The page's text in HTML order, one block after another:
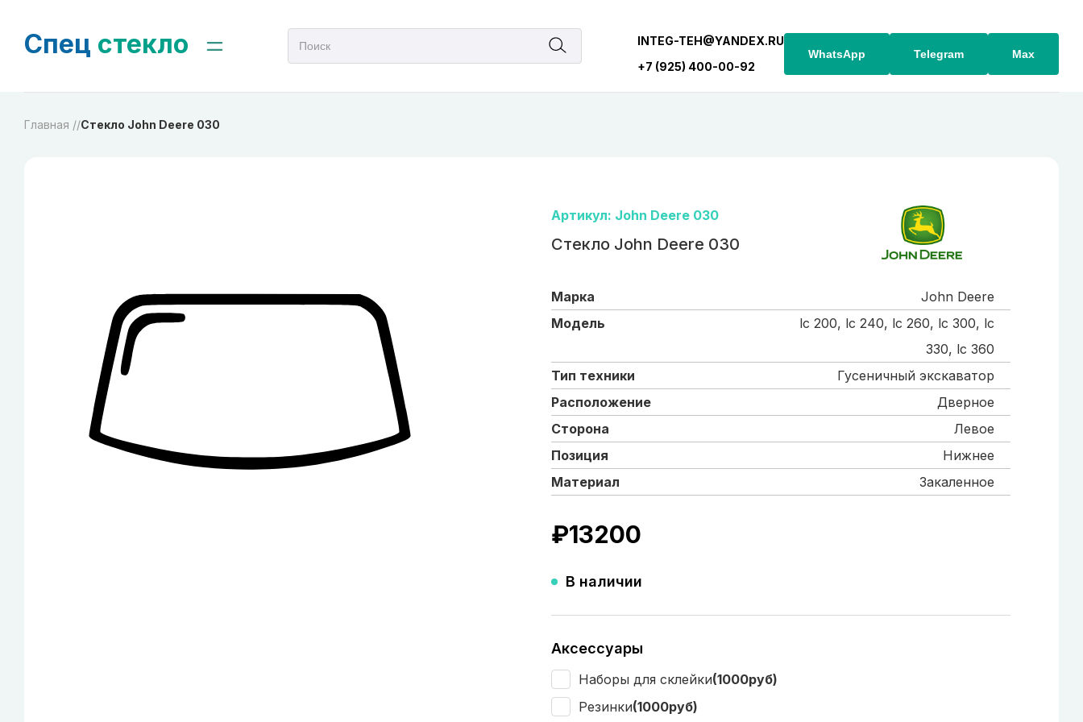
Спец стекло
INTEG-TEH@YANDEX.RU
+7 (925) 400-00-92
WhatsApp Telegram Max
Главная //Стекло John Deere 030
Артикул: John Deere 030
Стекло John Deere 030
Марка
John Deere
Модель
lc 200, lc 240, lc 260, lc 300, lc
330, lc 360
Тип техники
Гусеничный экскаватор
Расположение
Дверное
Сторона
Левое
Позиция
Нижнее
Материал
Закаленное
₽13200
В наличии
Аксессуары
Наборы для склейки(1000руб)
Резинки(1000руб)